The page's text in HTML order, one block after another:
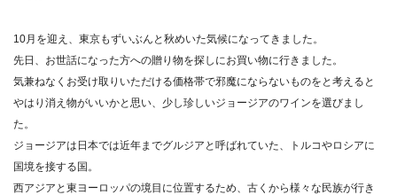
10月を迎え、東京もずいぶんと秋めいた気候になってきました。
先日、お世話になった方への贈り物を探しにお買い物に行きました。
気兼ねなくお受け取りいただける価格帯で邪魔にならないものをと考えると
やはり消え物がいいかと思い、少し珍しいジョージアのワインを選びまし
た。
ジョージアは日本では近年までグルジアと呼ばれていた、トルコやロシアに
国境を接する国。
西アジアと東ヨーロッパの境目に位置するため、古くから様々な民族が行き